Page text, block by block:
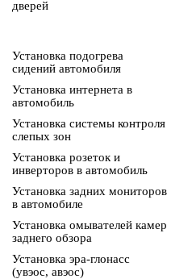
дверей
Установка подогрева
сидений автомобиля
Установка интернета в
автомобиль
Установка системы контроля
слепых зон
Установка розеток и
инверторов в автомобиль
Установка задних мониторов
в автомобиле
Установка омывателей камер
заднего обзора
Установка эра-глонасс
(увэос, авэос)